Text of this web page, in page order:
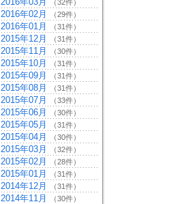
（32件）
2016年02月 （29件）
2016年01月 （31件）
2015年12月 （31件）
2015年11月 （30件）
2015年10月 （31件）
2015年09月 （31件）
2015年08月 （31件）
2015年07月 （33件）
2015年06月 （30件）
2015年05月 （31件）
2015年04月 （30件）
2015年03月 （32件）
2015年02月 （28件）
2015年01月 （31件）
2014年12月 （31件）
2014年11月 （30件）